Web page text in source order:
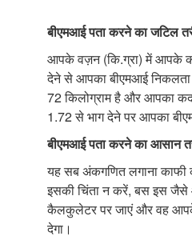
बीएमआई पता करने का जटिल
आपके वज़न (कि.ग्रा) में आपके
देने से आपका बीएमआई
72 किलोग्राम है और आपका
1.72 से भाग देने पर आपका
बीएमआई पता करने का आसान
यह सब अंकगणित लगाना काफी
इसकी चिंता न करें, बस इस
कैलकुलेटर पर जाएं और वह
देगा।